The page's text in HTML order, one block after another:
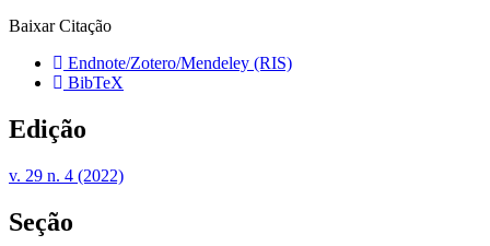
Baixar Citação
Endnote/Zotero/Mendeley (RIS)
BibTeX
Edição
v. 29 n. 4 (2022)
Seção